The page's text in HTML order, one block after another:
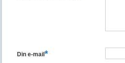
Din e-mail*